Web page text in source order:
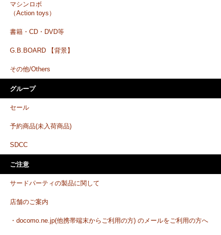
マシンロボ
（Action toys）
書籍・CD・DVD等
G.B.BOARD 【背景】
その他/Others
グループ
セール
予約商品(未入荷商品)
SDCC
ご注意
サードパーティの製品に関して
店舗のご案内
・docomo.ne.jp(他携帯端末からご利用の方) のメールをご利用の方へ